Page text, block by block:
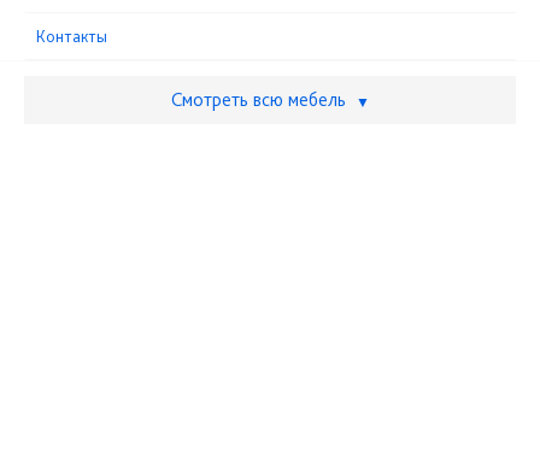
Контакты
Смотреть всю мебель ▼